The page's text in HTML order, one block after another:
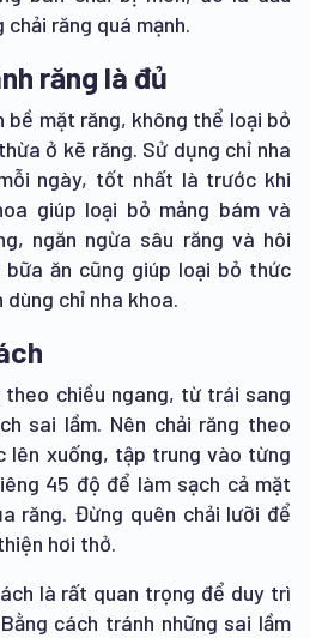
răng quá mạnh.
răng là đủ
bề mặt răng, không thể loại bỏ
ở kẽ răng. Sử dụng chỉ nha
ngày, tốt nhất là trước khi
giúp loại bỏ mảng bám và
ngăn ngừa sâu răng và hôi
bữa ăn cũng giúp loại bỏ thức
chỉ nha khoa.
theo chiều ngang, từ trái sang
sai lầm. Nên chải răng theo
lên xuống, tập trung vào từng
45 độ để làm sạch cả mặt
răng. Đừng quên chải lưỡi để
hơi thở.
là rất quan trọng để duy trì
cách tránh những sai lầm